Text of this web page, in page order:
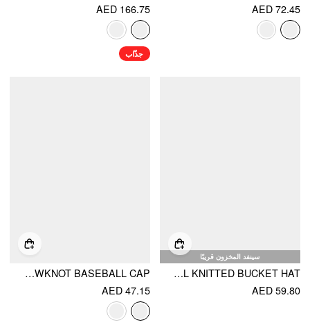
AED 72.45
AED 166.75
جذّاب
سينفد المخزون قريبًا
FLORAL KNITTED BUCKET HAT
AED 59.80
GINGHAM & BOWKNOT BASEBALL CAP
AED 47.15